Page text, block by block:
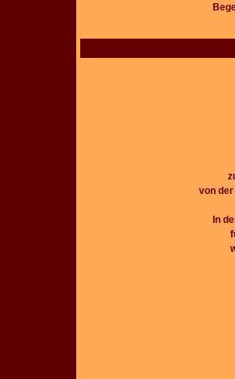
von
In